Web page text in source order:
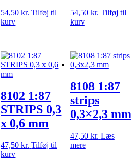
54,50kr. Tilføj til
kurv
54,50 kr. Tilføj til
kurv
8102 1:87
STRIPS 0,3
x 0,6 mm
47,50kr. Tilføj til
kurv
8108 1:87
strips
0,3×2,3 mm
47,50 kr. Læs
mere